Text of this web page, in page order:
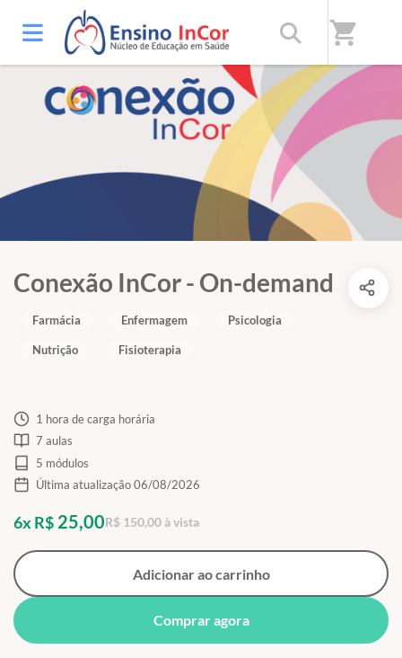
shopping_cart
Conexão InCor - On-demand
Farmácia Enfermagem Psicologia
Nutrição Fisioterapia
1 hora de carga horária
7 aulas
5 módulos
Última atualização 06/08/2026
6x R$ 25,00R$ 150,00 à vista
Adicionar ao carrinho
Comprar agora